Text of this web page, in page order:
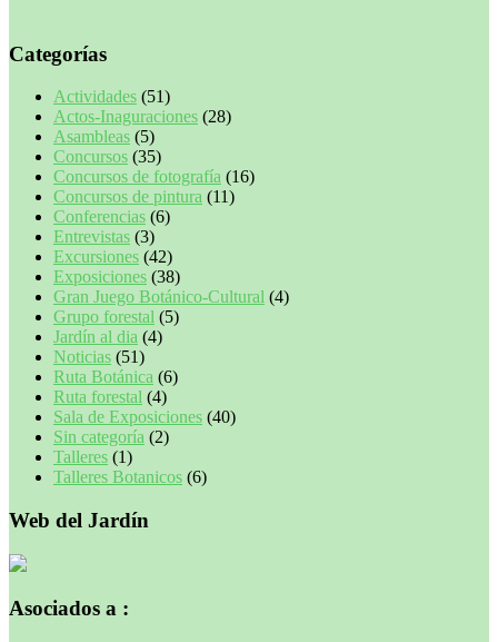
Categorías
Actividades (51)
Actos-Inaguraciones (28)
Asambleas (5)
Concursos (35)
Concursos de fotografía (16)
Concursos de pintura (11)
Conferencias (6)
Entrevistas (3)
Excursiones (42)
Exposiciones (38)
Gran Juego Botánico-Cultural (4)
Grupo forestal (5)
Jardín al dia (4)
Noticias (51)
Ruta Botánica (6)
Ruta forestal (4)
Sala de Exposiciones (40)
Sin categoría (2)
Talleres (1)
Talleres Botanicos (6)
Web del Jardín
Asociados a :